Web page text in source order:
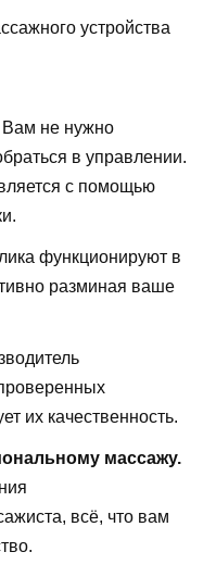
устройства
Вам не нужно
в управлении.
с помощью
функционируют в
разминая ваше
их качественность.
массажу.
всё, что вам